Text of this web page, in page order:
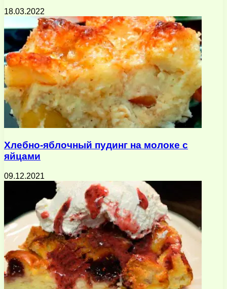
18.03.2022
Хлебно-яблочный пудинг на молоке с
яйцами
09.12.2021